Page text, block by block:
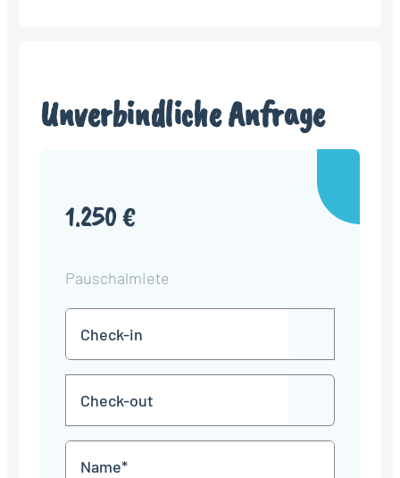
Unverbindliche Anfrage
1.250 €
Pauschalmiete
in
TT
Punkt
MM
JJJJ
TT
Punkt
MM
JJJJ